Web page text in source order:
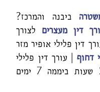
ביבנה והמרכז?
דין מעצרים לצורך
דין פלילי אופיר מזר
דחוף | עורך דין פלילי
חירום בעיר יבנה והמרכז, 24 שעות ביממה 7 ימים